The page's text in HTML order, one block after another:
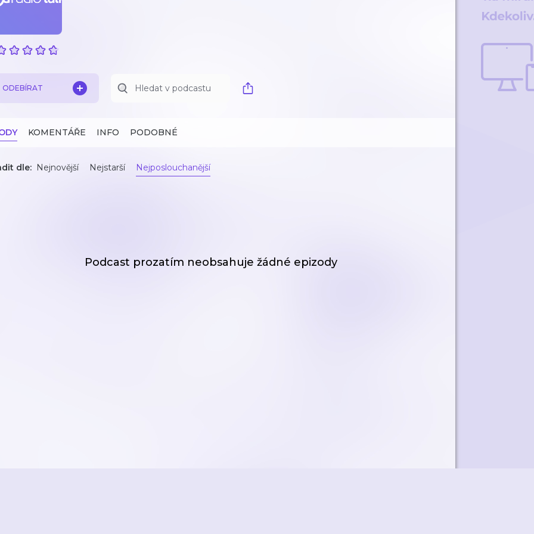
ODEBÍRAT
KOMENTÁŘE INFO PODOBNÉ
dle: Nejnovější Nejstarší Nejposlouchanější
Podcast prozatím neobsahuje žádné epizody